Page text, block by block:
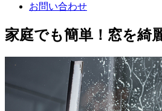
お問い合わせ
家庭でも簡単！窓を綺